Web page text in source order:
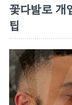
꽃다발로 개
팁